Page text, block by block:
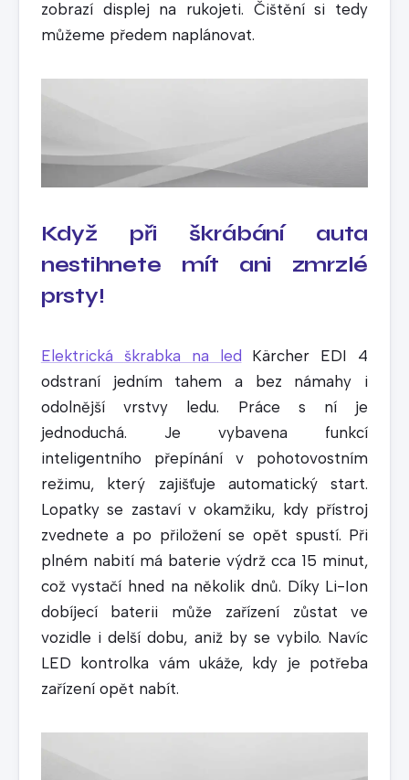
zobrazí displej na rukojeti. Čištění si tedy
můžeme předem naplánovat.
Když při škrábání auta
nestihnete mít ani zmrzlé
prsty!
Elektrická škrabka na led Kärcher EDI 4
odstraní jedním tahem a bez námahy i
odolnější vrstvy ledu. Práce s ní je
jednoduchá. Je vybavena funkcí
inteligentního přepínání v pohotovostním
režimu, který zajišťuje automatický start.
Lopatky se zastaví v okamžiku, kdy přístroj
zvednete a po přiložení se opět spustí. Při
plném nabití má baterie výdrž cca 15 minut,
což vystačí hned na několik dnů. Díky Li-Ion
dobíjecí baterii může zařízení zůstat ve
vozidle i delší dobu, aniž by se vybilo. Navíc
LED kontrolka vám ukáže, kdy je potřeba
zařízení opět nabít.